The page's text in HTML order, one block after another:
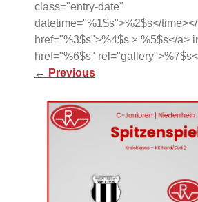
class="entry-date"
datetime="%1$s">%2$s</
href="%3$s">%4$s × %5$s</a>
href="%6$s"
← Previous